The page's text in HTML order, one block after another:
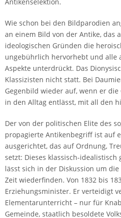
Wie schon bei den Bildparodien
an einem Bild von der Antike, das
ideologischen Gründen die
ungebührlich hervorhebt und alle
Aspekte unterdrückt. Das
Klassizisten nicht statt. Bei
Gegenbild wieder auf, wenn er
in den Alltag entlässt, mit all den
Der von der politischen Elite des
propagierte Antikenbegriff ist auf
ausgerichtet, das auf Ordnung,
setzt: Dieses klassisch-idealistisch
lässt sich in der Diskussion um
Zeit wiederfinden. Von 1832 bis
Erziehungsminister. Er verteidigt
Elementarunterricht – nur für
Gemeinde, staatlich besoldete